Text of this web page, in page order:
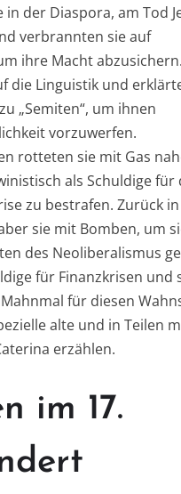
der Diaspora, am Tod
verbrannten sie auf
ihre Macht
die Linguistik und
„Semiten“, um ihnen
vorzuwerfen.
rotteten sie mit Gas
als Schuldige für
zu bestrafen. Zurück
sie mit Bomben, um
des Neoliberalismus
für Finanzkrisen und
für diesen
alte und in Teilen
erzählen.
im 17.